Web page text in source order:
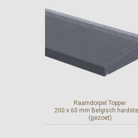
Raamdorpel Topper
200 x 60 mm Belgisch
(gezoet)